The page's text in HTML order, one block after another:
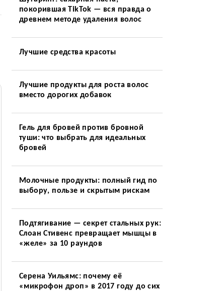
покорившая TikTok — вся правда о
древнем методе удаления волос
Лучшие средства красоты
Лучшие продукты для роста волос
вместо дорогих добавок
Гель для бровей против бровной
туши: что выбрать для идеальных
бровей
Молочные продукты: полный гид по
выбору, пользе и скрытым рискам
Подтягивание — секрет стальных рук:
Слоан Стивенс превращает мышцы в
«желе» за 10 раундов
Серена Уильямс: почему её
«микрофон дроп» в 2017 году до сих